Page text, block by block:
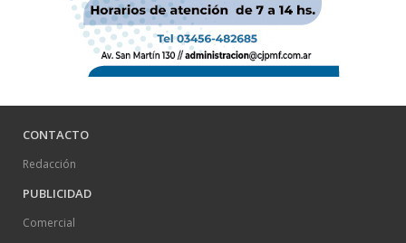
CONTACTO
Redacción
PUBLICIDAD
Comercial